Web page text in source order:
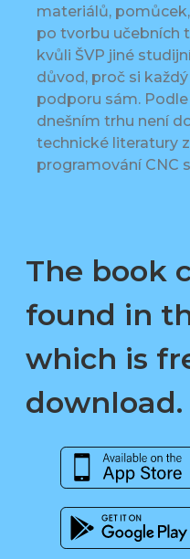
materiálů,
po tvorbu učebních
kvůli ŠVP jiné
důvod, proč si
podporu sám.
dnešním trhu není
technické literatury
programování CNC
The book
found in
which is
download.